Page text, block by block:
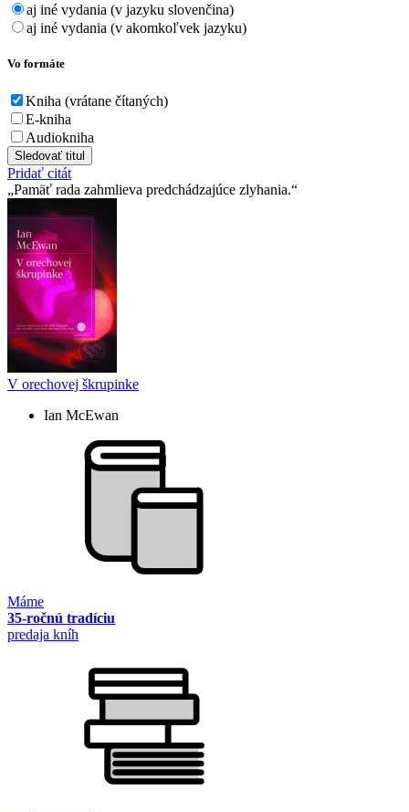
aj iné vydania (v jazyku slovenčina)
aj iné vydania (v akomkoľvek jazyku)
Vo formáte
Kniha (vrátane čítaných)
E-kniha
Audiokniha
Sledovať titul
Pridať citát
Pamäť rada zahmlieva predchádzajúce zlyhania.
V orechovej škrupinke
Ian McEwan
Máme
35-ročnú tradíciu
predaja kníh